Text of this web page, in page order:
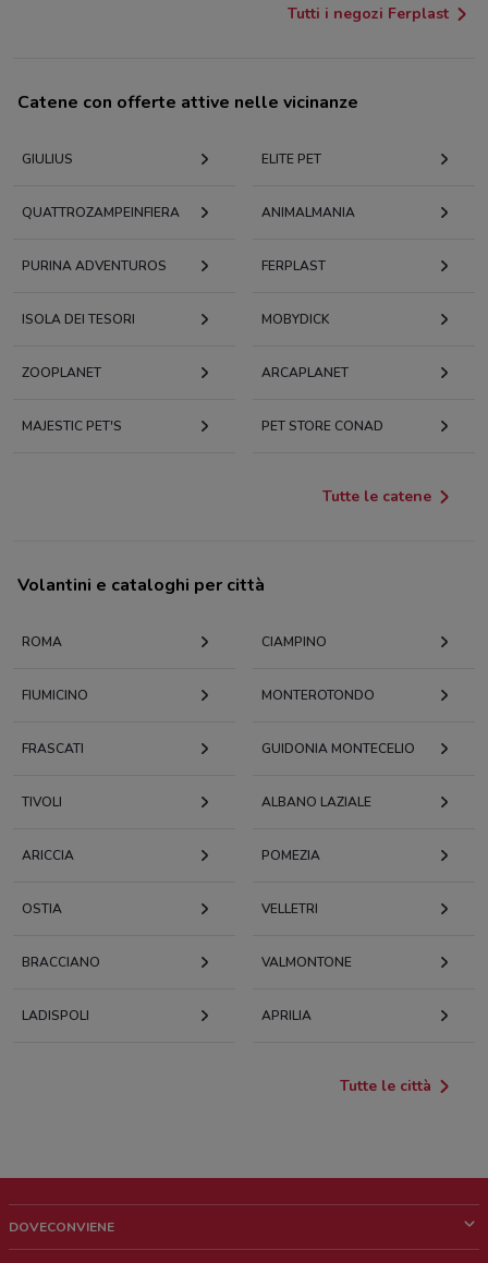
Tutti i negozi Ferplast
Catene con offerte attive nelle vicinanze
GIULIUS ELITE PET
QUATTROZAMPEINFIERA ANIMALMANIA
PURINA ADVENTUROS FERPLAST
ISOLA DEI TESORI MOBYDICK
ZOOPLANET ARCAPLANET
MAJESTIC PET'S PET STORE CONAD
Tutte le catene
Volantini e cataloghi per città
ROMA CIAMPINO
FIUMICINO MONTEROTONDO
FRASCATI GUIDONIA MONTECELIO
TIVOLI ALBANO LAZIALE
ARICCIA POMEZIA
OSTIA VELLETRI
BRACCIANO VALMONTONE
LADISPOLI APRILIA
Tutte le città
DOVECONVIENE